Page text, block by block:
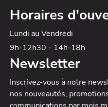
Horaires
Lundi au Vendredi
9h-12h30 - 14h-18h
Newsletter
Inscrivez-vous à notre
nos nouveautés,